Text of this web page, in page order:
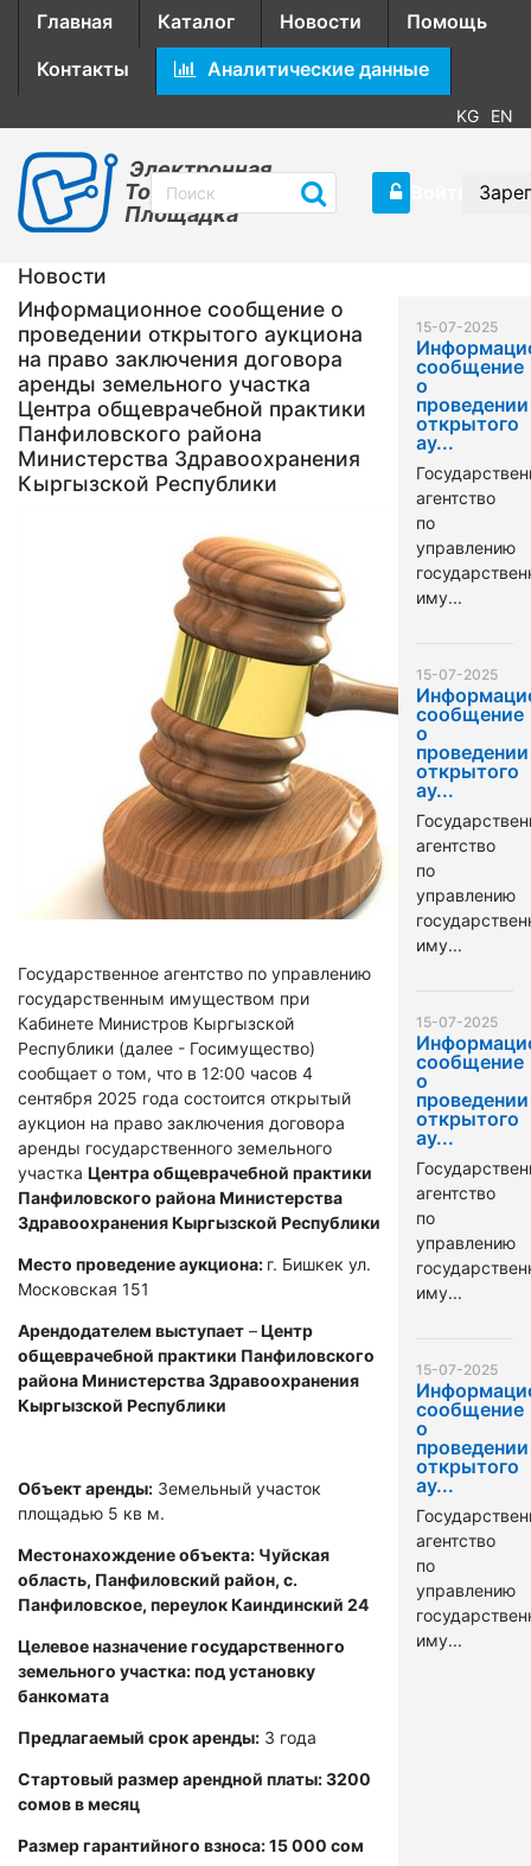
Главная Каталог Новости
Помощь
Контакты
Аналитические данные
KG EN
Электронная
Торговая
Площадка
Новости
Информационное сообщение о
проведении открытого аукциона
на право заключения договора
аренды земельного участка
Центра общеврачебной практики
Панфиловского района
Министерства Здравоохранения
Кыргызской Республики
Государственное агентство по управлению
государственным имуществом при
Кабинете Министров Кыргызской
Республики (далее - Госимущество)
сообщает о том, что в 12:00 часов 4
сентября 2025 года состоится открытый
аукцион на право заключения договора
аренды государственного земельного
участка Центра общеврачебной практики
Панфиловского района Министерства
Здравоохранения Кыргызской Республики
Место проведение аукциона: г. Бишкек ул.
Московская 151
Арендодателем выступает –Центр
общеврачебной практики Панфиловского
района Министерства Здравоохранения
Кыргызской Республики
Объект аренды: Земельный участок
площадью 5 кв м.
Местонахождение объекта: Чуйская
область, Панфиловский район, с.
Панфиловское, переулок Каиндинский 24
Целевое назначение государственного
земельного участка: под установку
банкомата
Предлагаемый срок аренды: 3 года
Стартовый размер арендной платы: 3200
сомов в месяц
Размер гарантийного взноса: 15 000 сом
15-07-2025
сообщение
о
проведении
открытого
ау...
агентство
по
управлению
иму...
15-07-2025
сообщение
о
проведении
открытого
ау...
агентство
по
управлению
иму...
15-07-2025
сообщение
о
проведении
открытого
ау...
агентство
по
управлению
иму...
15-07-2025
сообщение
о
проведении
открытого
ау...
агентство
по
управлению
иму...